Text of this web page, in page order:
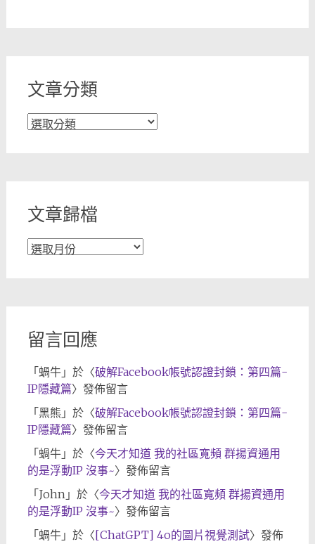
文章分類
文
文章歸檔
文
留言回應
「 蝸牛」於〈破解Facebook帳號認證封鎖：第四篇-
IP隱藏篇〉發佈留言
「 黑熊 」於〈破解Facebook帳號認證封鎖：第四篇-
IP隱藏篇〉發佈留言
「 蝸牛」於〈今天才知道 我的社區寬頻 群揚資通用
的是浮動IP 沒事~〉發佈留言
「 John」於〈今天才知道 我的社區寬頻 群揚資通用
的是浮動IP 沒事~〉發佈留言
「 蝸牛」於〈[ChatGPT] 4o的圖片視覺測試〉發佈